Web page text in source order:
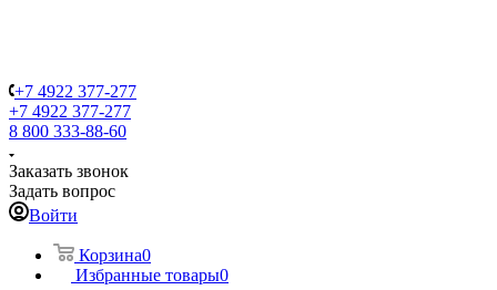
+7 4922 377-277
+7 4922 377-277
8 800 333-88-60
Заказать звонок
Задать вопрос
Войти
Корзина0
Избранные товары0